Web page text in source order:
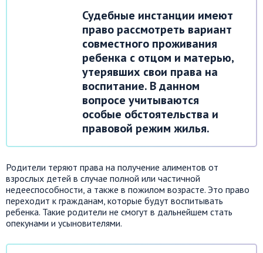
Судебные инстанции имеют
право рассмотреть вариант
совместного проживания
ребенка с отцом и матерью,
утерявших свои права на
воспитание. В данном
вопросе учитываются
особые обстоятельства и
правовой режим жилья.
Родители теряют права на получение алиментов от
взрослых детей в случае полной или частичной
недееспособности, а также в пожилом возрасте. Это право
переходит к гражданам, которые будут воспитывать
ребенка. Такие родители не смогут в дальнейшем стать
опекунами и усыновителями.